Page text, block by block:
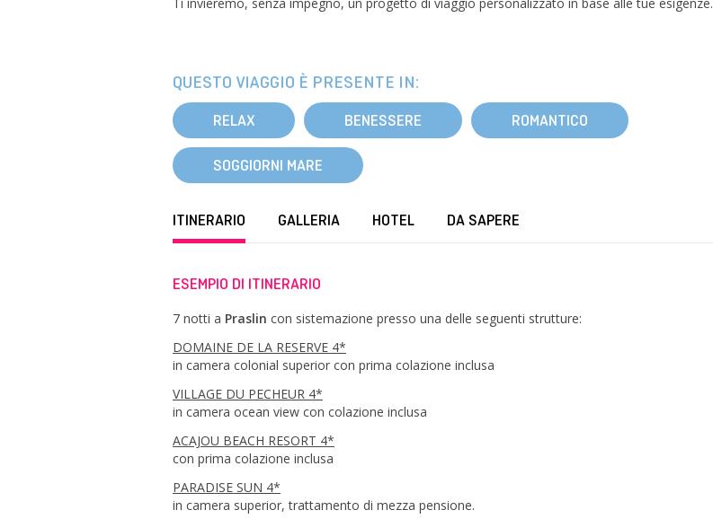
QUESTO VIAGGIO È PRESENTE IN:
RELAX BENESSERE ROMANTICO
SOGGIORNI MARE
ITINERARIO GALLERIA HOTEL DA SAPERE
ESEMPIO DI ITINERARIO
7 notti a Praslin con sistemazione presso una delle seguenti strutture:
DOMAINE DE LA RESERVE 4*
in camera colonial superior con prima colazione inclusa
VILLAGE DU PECHEUR 4*
in camera ocean view con colazione inclusa
ACAJOU BEACH RESORT 4*
con prima colazione inclusa
PARADISE SUN 4*
in camera superior, trattamento di mezza pensione.